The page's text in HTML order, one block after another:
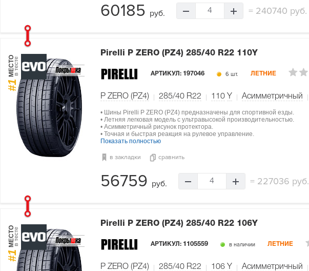
60185 руб. 4 =240740 руб.
#1
МЕСТОв тесте
Pirelli P ZERO (PZ4) 285/40 R22 110Y
АРТИКУЛ: 197046 6 шт. ЛЕТНИЕ
P ZERO (PZ4) 285/40 R22 110 Y Асимметричный
• Шины Pirelli P ZERO (PZ4) предназначены для спортивной езды.
• Летняя легковая модель с ультравысокой производительностью.
• Асимметричный рисунок протектора.
• Точная и быстрая реакция на рулевое управление.
Показать полностью
в закладки сравнить
56759 руб. 4 = 227036 руб.
#1
МЕСТОв тесте
Pirelli P ZERO (PZ4) 285/40 R22 106Y
АРТИКУЛ: 1105559 в наличии ЛЕТНИЕ
P ZERO (PZ4) 285/40 R22 106 Y Асимметричный